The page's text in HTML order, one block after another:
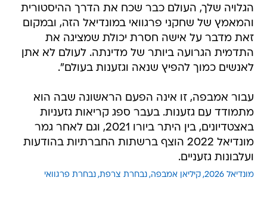
הגלויה שלך, העולם כבר שכח את הדרך ההיסטורית
והמאמץ של שחקני פרגוואי במונדיאל הזה, ובמקום
זאת מדבר על אישה חסרת יכולת שמציגה את
התדמית הגרועה ביותר של מדינתה. לעולם לא אתן
לאנשים כמוך להפיץ שנאה וגזענות בעולם".
עבור אמבפה, זו אינה הפעם הראשונה שבה הוא
מתמודד עם גזענות. בעבר ספג קריאות גזעניות
באצטדיונים, בין היתר ביורו 2021, וגם לאחר גמר
מונדיאל 2022 הוצף ברשתות החברתיות בהודעות
ועלבונות גזעניים.
מונדיאל 2026 קיליאן אמבפה נבחרת צרפת נבחרת פרגוואי